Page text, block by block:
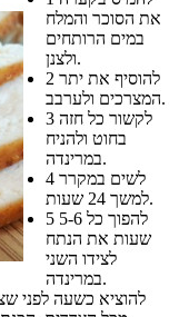
את הסוכר והמלח
במים הרותחים
ולצנן.
2
המצרכים ולערבב.
3
בחוט ולהניח
במרינדה.
4
למשך 24 שעות.
5
שעות את הנתח
לצידו השני
במרינדה.